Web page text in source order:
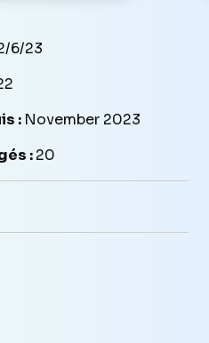
6/23
: November 2023
:20